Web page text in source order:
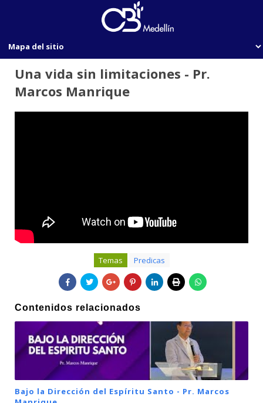
Una vida sin limitaciones - Pr.
Marcos Manrique
Temas Predicas
Contenidos relacionados
Bajo la Dirección del Espíritu Santo - Pr. Marcos